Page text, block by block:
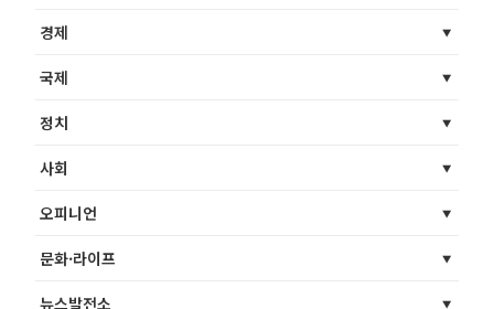
경제
국제
정치
사회
오피니언
문화·라이프
뉴스발전소